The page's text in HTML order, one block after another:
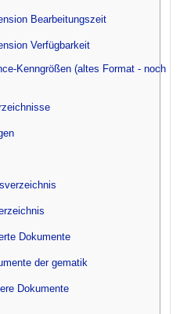
Bearbeitungszeit
Verfügbarkeit
Kenngrößen (altes Format - noch
Dokumente
der gematik
Dokumente